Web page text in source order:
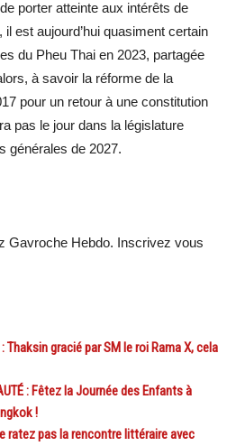
porter atteinte aux intérêts de
il est aujourd’hui quasiment certain
du Pheu Thai en 2023, partagée
à savoir la réforme de la
pour un retour à une constitution
pas le jour dans la législature
générales de 2027.
Gavroche Hebdo. Inscrivez vous
Thaksin gracié par SM le roi Rama X, cela
: Fêtez la Journée des Enfants à
!
ratez pas la rencontre littéraire avec